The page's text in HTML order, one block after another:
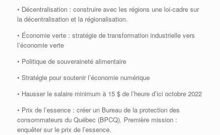
• Décentralisation : construire avec les régions une loi-cadre sur
la décentralisation et la régionalisation.
• Économie verte : stratégie de transformation industrielle vers
l’économie verte
• Politique de souveraineté alimentaire
• Stratégie pour soutenir l’économie numérique
• Hausser le salaire minimum à 15 $ de l’heure d’ici octobre 2022
• Prix de l’essence : créer un Bureau de la protection des
consommateurs du Québec (BPCQ). Première mission :
enquêter sur le prix de l’essence.